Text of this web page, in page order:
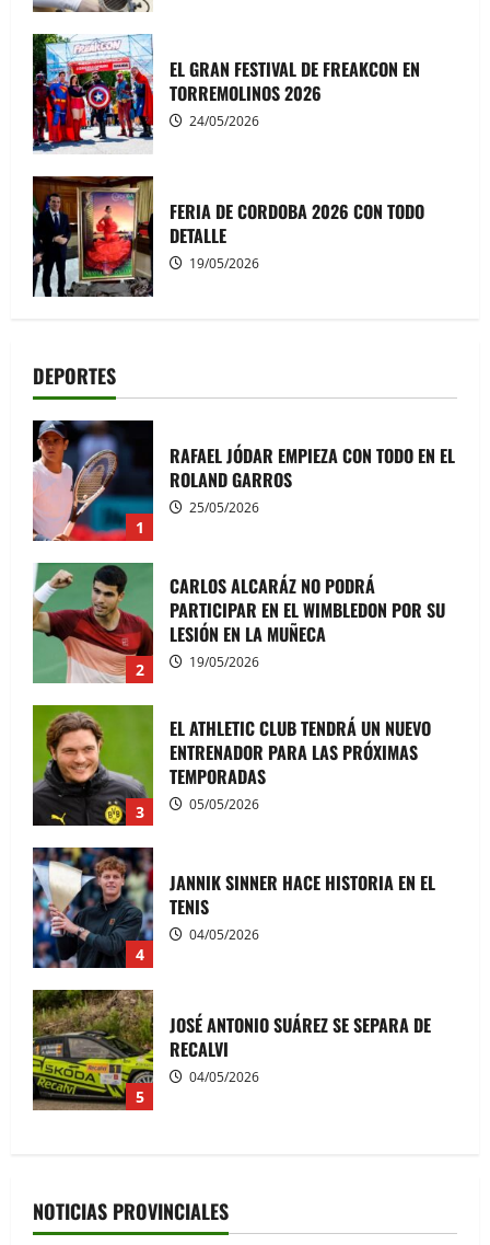
EL GRAN FESTIVAL DE FREAKCON EN
TORREMOLINOS 2026
24/05/2026
FERIA DE CORDOBA 2026 CON TODO
DETALLE
19/05/2026
Delegaciones Málaga Noticias Sucesos
MALAGA EN EL PUNTO DE MIRA DE LOS
INCENDIOS
IVAN TUBIO
Andalucía
ESPAÑA CAMPEONA DEL MUNDO POR
SEGUNDA VEZ
IVAN TUBIO 20/07/2026
Andalucía Delegaciones
LA SELECCION VUELVE A LA FINAL UNA VEZ
MAS
IVAN TUBIO 15/07/2026
DEPORTES
1
RAFAEL JÓDAR EMPIEZA CON TODO EN EL
ROLAND GARROS
25/05/2026
2
CARLOS ALCARÁZ NO PODRÁ
PARTICIPAR EN EL WIMBLEDON POR SU
LESIÓN EN LA MUÑECA
19/05/2026
3
EL ATHLETIC CLUB TENDRÁ UN NUEVO
ENTRENADOR PARA LAS PRÓXIMAS
TEMPORADAS
05/05/2026
4
JANNIK SINNER HACE HISTORIA EN EL
TENIS
04/05/2026
5
JOSÉ ANTONIO SUÁREZ SE SEPARA DE
RECALVI
04/05/2026
NOTICIAS PROVINCIALES